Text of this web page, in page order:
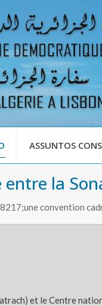
ASSUNTOS
la
convention
et le Centre